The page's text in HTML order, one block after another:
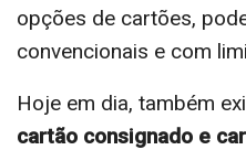
opções de cartões,
convencionais e com
Hoje em dia, também
cartão consignado e